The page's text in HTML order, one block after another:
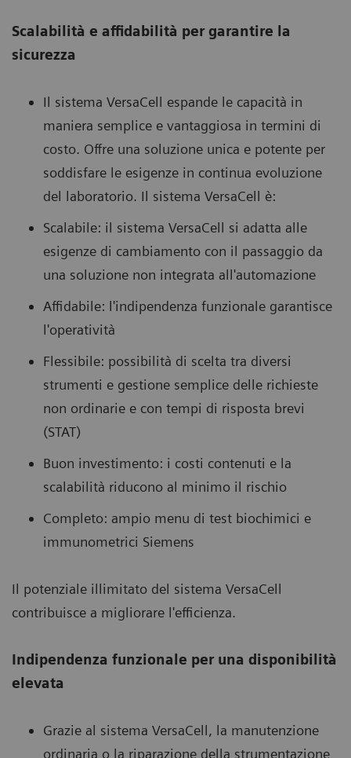
Scalabilità e affidabilità per garantire la
sicurezza
Il sistema VersaCell espande le capacità in
maniera semplice e vantaggiosa in termini di
costo. Offre una soluzione unica e potente per
soddisfare le esigenze in continua evoluzione
del laboratorio. Il sistema VersaCell è:
Scalabile: il sistema VersaCell si adatta alle
esigenze di cambiamento con il passaggio da
una soluzione non integrata all'automazione
Affidabile: l'indipendenza funzionale garantisce
l'operatività
Flessibile: possibilità di scelta tra diversi
strumenti e gestione semplice delle richieste
non ordinarie e con tempi di risposta brevi
(STAT)
Buon investimento: i costi contenuti e la
scalabilità riducono al minimo il rischio
Completo: ampio menu di test biochimici e
immunometrici Siemens
Il potenziale illimitato del sistema VersaCell
contribuisce a migliorare l'efficienza.
Indipendenza funzionale per una disponibilità
elevata
Grazie al sistema VersaCell, la manutenzione
ordinaria o la riparazione della strumentazione